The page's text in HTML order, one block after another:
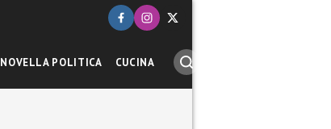
NOVELLA POLITICA CUCINA